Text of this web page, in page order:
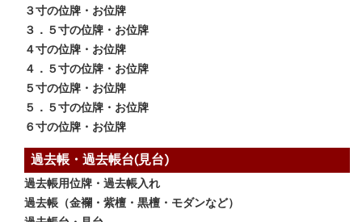
３寸の位牌・お位牌
３．５寸の位牌・お位牌
４寸の位牌・お位牌
４．５寸の位牌・お位牌
５寸の位牌・お位牌
５．５寸の位牌・お位牌
６寸の位牌・お位牌
過去帳・過去帳台(見台)
過去帳用位牌・過去帳入れ
過去帳（金襴・紫檀・黒檀・モダンなど）